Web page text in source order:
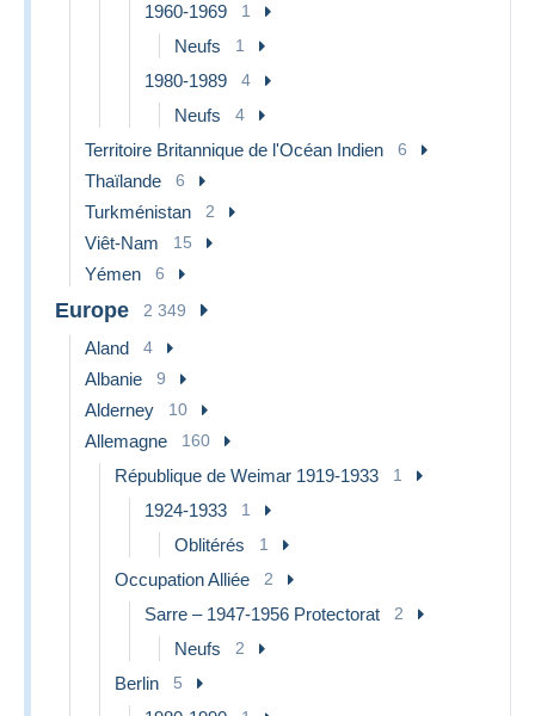
1960-1969 1
Neufs 1
1980-1989 4
Neufs 4
Territoire Britannique de l'Océan Indien 6
Thaïlande 6
Turkménistan 2
Viêt-Nam 15
Yémen 6
Europe 2 349
Aland 4
Albanie 9
Alderney 10
Allemagne 160
République de Weimar 1919-1933 1
1924-1933 1
Oblitérés 1
Occupation Alliée 2
Sarre – 1947-1956 Protectorat 2
Neufs 2
Berlin 5